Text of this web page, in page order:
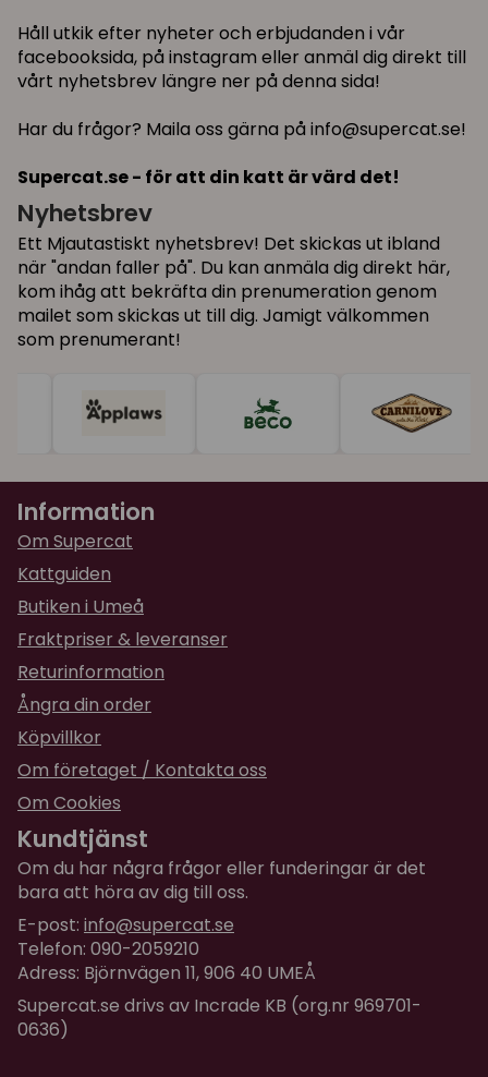
Håll utkik efter nyheter och erbjudanden i vår
facebooksida, på instagram eller anmäl dig direkt till
vårt nyhetsbrev längre ner på denna sida!
Har du frågor? Maila oss gärna på info@supercat.se!
Supercat.se - för att din katt är värd det!
Nyhetsbrev
Ett Mjautastiskt nyhetsbrev! Det skickas ut ibland
när "andan faller på". Du kan anmäla dig direkt här,
kom ihåg att bekräfta din prenumeration genom
mailet som skickas ut till dig. Jamigt välkommen
som prenumerant!
Information
Om Supercat
Kattguiden
Butiken i Umeå
Fraktpriser & leveranser
Returinformation
Ångra din order
Köpvillkor
Om företaget / Kontakta oss
Om Cookies
Kundtjänst
Om du har några frågor eller funderingar är det
bara att höra av dig till oss.
E-post: info@supercat.se
Telefon: 090-2059210
Adress: Björnvägen 11, 906 40 UMEÅ
Supercat.se drivs av Incrade KB (org.nr 969701-
0636)